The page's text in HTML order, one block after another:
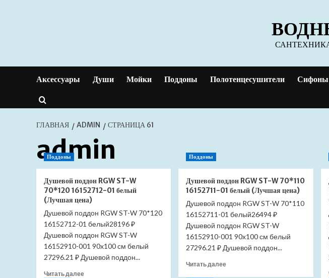
Аксессуары Души Мойки Поддоны Полотенцесушители Сифоны
ГЛАВНАЯ ADMIN СТРАНИЦА 61
admin
Поддоны
Душевой поддон RGW ST-W
70*120 16152712-01 белый
(Лучшая цена)
Душевой поддон RGW ST-W 70*120
16152712-01 белый28196 ₽
Душевой поддон RGW ST-W
16152910-001 90x100 см белый
27296.21 ₽ Душевой поддон...
Читать далееПрочитать
Поддоны
Душевой поддон RGW ST-W 70*110
16152711-01 белый (Лучшая цена)
Душевой поддон RGW ST-W 70*110
16152711-01 белый26494 ₽
Душевой поддон RGW ST-W
16152910-001 90x100 см белый
27296.21 ₽ Душевой поддон...
Читать далееПрочитать